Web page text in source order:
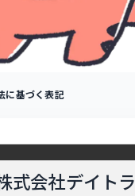
に基づく表記
式会社デイトラ